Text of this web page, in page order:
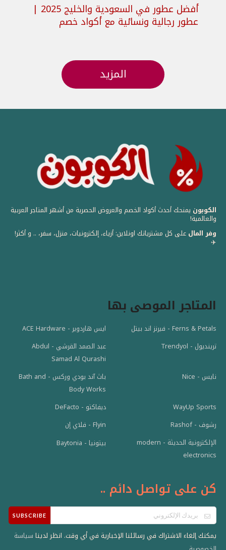
أفضل عطور في السعودية والخليج 2025 |
عطور رجالية ونسائية مع أكواد خصم
المزيد
الكوبون يمنحك أحدث أكواد الخصم والعروض الحصرية من أشهر المتاجر العربية
والعالمية! ️
وفر المال على كل مشترياتك اونلاين: أزياء، إلكترونيات، منزل، سفر، .. و أكثر!
✈️
المتاجر الموصى بها
Ferns & Petals - فيرنز اند بيتل
ايس هاردوير - ACE Hardware
ترينديول - Trendyol
عبد الصمد القرشي - Abdul
Samad Al Qurashi
نايس - Nice
باث آند بودي وركس - Bath and
Body Works
WayUp Sports
ديفاكتو - DeFacto
رشوف - Rashof
Flyin - فلاي إن
الإلكترونية الحديثة - modern
electronics
بيتونيا - Baytonia
كن على تواصل دائم ..
SUBSCRIBE
يمكنك إلغاء الاشتراك في رسائلنا الإخبارية في أي وقت. انظر لدينا سياسة